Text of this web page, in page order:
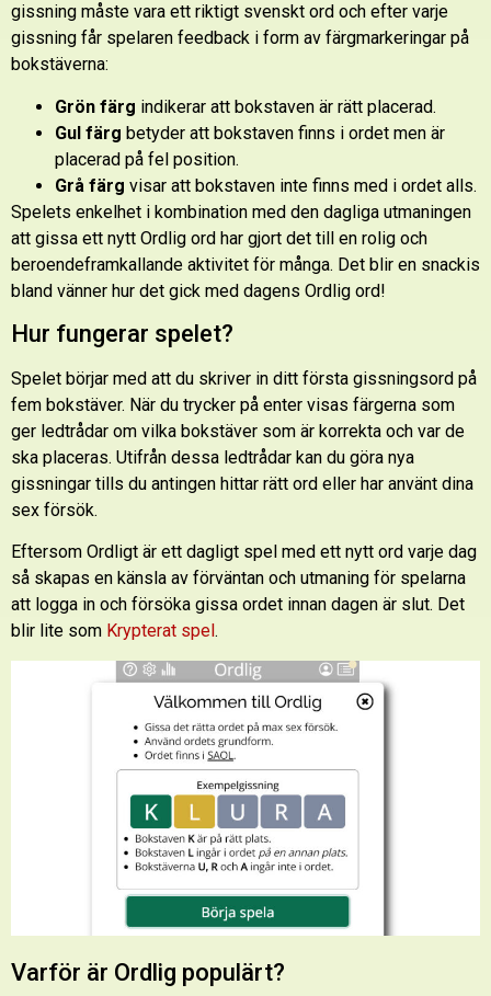
gissning måste vara ett riktigt svenskt ord och efter varje
gissning får spelaren feedback i form av färgmarkeringar på
bokstäverna:
Grön färg indikerar att bokstaven är rätt placerad.
Gul färg betyder att bokstaven finns i ordet men är
placerad på fel position.
Grå färg visar att bokstaven inte finns med i ordet alls.
Spelets enkelhet i kombination med den dagliga utmaningen
att gissa ett nytt Ordlig ord har gjort det till en rolig och
beroendeframkallande aktivitet för många. Det blir en snackis
bland vänner hur det gick med dagens Ordlig ord!
Hur fungerar spelet?
Spelet börjar med att du skriver in ditt första gissningsord på
fem bokstäver. När du trycker på enter visas färgerna som
ger ledtrådar om vilka bokstäver som är korrekta och var de
ska placeras. Utifrån dessa ledtrådar kan du göra nya
gissningar tills du antingen hittar rätt ord eller har använt dina
sex försök.
Eftersom Ordligt är ett dagligt spel med ett nytt ord varje dag
så skapas en känsla av förväntan och utmaning för spelarna
att logga in och försöka gissa ordet innan dagen är slut. Det
blir lite som Krypterat spel .
Varför är Ordlig populärt?